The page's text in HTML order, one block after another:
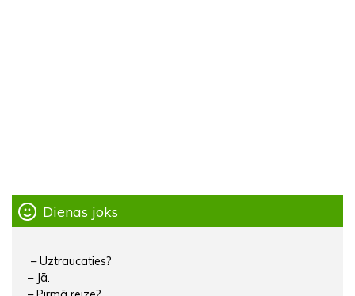
Dienas joks
– Uztraucaties?
– Jā.